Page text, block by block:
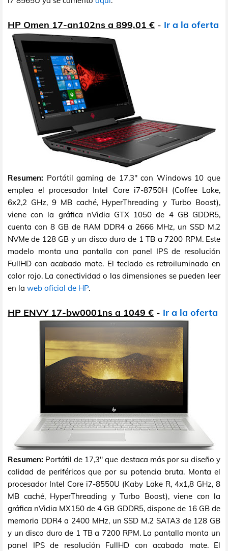
HP Omen 17-an102ns a 899,01 € - Ir a la oferta
Resumen: Portátil gaming de 17,3" con Windows 10 que
emplea el procesador Intel Core i7-8750H (Coffee Lake,
6x2,2 GHz, 9 MB caché, HyperThreading y Turbo Boost),
viene con la gráfica nVidia GTX 1050 de 4 GB GDDR5,
cuenta con 8 GB de RAM DDR4 a 2666 MHz, un SSD M.2
NVMe de 128 GB y un disco duro de 1 TB a 7200 RPM. Este
modelo monta una pantalla con panel IPS de resolución
FullHD con acabado mate. El teclado es retroiluminado en
color rojo. La conectividad o las dimensiones se pueden leer
en la web oficial de HP.
HP ENVY 17-bw0001ns a 1049 € - Ir a la oferta
Resumen: Portátil de 17,3" que destaca más por su diseño y
calidad de periféricos que por su potencia bruta. Monta el
procesador Intel Core i7-8550U (Kaby Lake R, 4x1,8 GHz, 8
MB caché, HyperThreading y Turbo Boost), viene con la
gráfica nVidia MX150 de 4 GB GDDR5, dispone de 16 GB de
memoria DDR4 a 2400 MHz, un SSD M.2 SATA3 de 128 GB
y un disco duro de 1 TB a 7200 RPM. La pantalla monta un
panel IPS de resolución FullHD con acabado mate. El